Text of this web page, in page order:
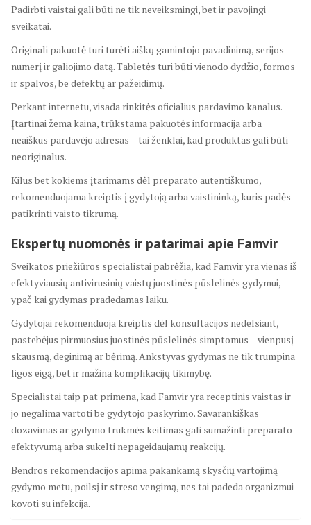
Padirbti vaistai gali būti ne tik neveiksmingi, bet ir pavojingi
sveikatai.
Originali pakuotė turi turėti aiškų gamintojo pavadinimą, serijos
numerį ir galiojimo datą. Tabletės turi būti vienodo dydžio, formos
ir spalvos, be defektų ar pažeidimų.
Perkant internetu, visada rinkitės oficialius pardavimo kanalus.
Įtartinai žema kaina, trūkstama pakuotės informacija arba
neaiškus pardavėjo adresas – tai ženklai, kad produktas gali būti
neoriginalus.
Kilus bet kokiems įtarimams dėl preparato autentiškumo,
rekomenduojama kreiptis į gydytoją arba vaistininką, kuris padės
patikrinti vaisto tikrumą.
Ekspertų nuomonės ir patarimai apie Famvir
Sveikatos priežiūros specialistai pabrėžia, kad Famvir yra vienas iš
efektyviausių antivirusinių vaistų juostinės pūslelinės gydymui,
ypač kai gydymas pradedamas laiku.
Gydytojai rekomenduoja kreiptis dėl konsultacijos nedelsiant,
pastebėjus pirmuosius juostinės pūslelinės simptomus – vienpusį
skausmą, deginimą ar bėrimą. Ankstyvas gydymas ne tik trumpina
ligos eigą, bet ir mažina komplikacijų tikimybę.
Specialistai taip pat primena, kad Famvir yra receptinis vaistas ir
jo negalima vartoti be gydytojo paskyrimo. Savarankiškas
dozavimas ar gydymo trukmės keitimas gali sumažinti preparato
efektyvumą arba sukelti nepageidaujamų reakcijų.
Bendros rekomendacijos apima pakankamą skysčių vartojimą
gydymo metu, poilsį ir streso vengimą, nes tai padeda organizmui
kovoti su infekcija.